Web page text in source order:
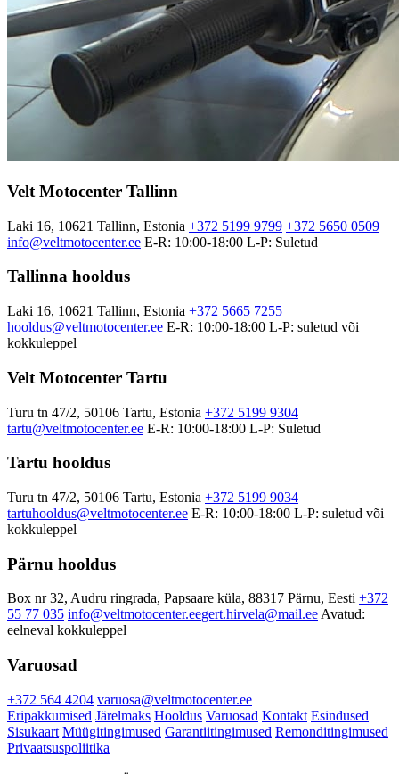
Velt Motocenter Tallinn
Laki 16, 10621 Tallinn, Estonia +372 5199 9799 +372 5650 0509
info@veltmotocenter.ee E-R: 10:00-18:00 L-P: Suletud
Tallinna hooldus
Laki 16, 10621 Tallinn, Estonia +372 5665 7255
hooldus@veltmotocenter.ee E-R: 10:00-18:00 L-P: suletud või
kokkuleppel
Velt Motocenter Tartu
Turu tn 47/2, 50106 Tartu, Estonia +372 5199 9304
tartu@veltmotocenter.ee E-R: 10:00-18:00 L-P: Suletud
Tartu hooldus
Turu tn 47/2, 50106 Tartu, Estonia +372 5199 9034
tartuhooldus@veltmotocenter.ee E-R: 10:00-18:00 L-P: suletud või
kokkuleppel
Pärnu hooldus
Box nr 32, Audru ringrada, Papsaare küla, 88317 Pärnu, Eesti +372
55 77 035 info@veltmotocenter.eegert.hirvela@mail.eeAvatud:
eelneval kokkuleppel
Varuosad
+372 564 4204 varuosa@veltmotocenter.ee
Eripakkumised Järelmaks Hooldus Varuosad Kontakt Esindused
Sisukaart Müügitingimused Garantiitingimused Remonditingimused
Privaatsuspoliitika